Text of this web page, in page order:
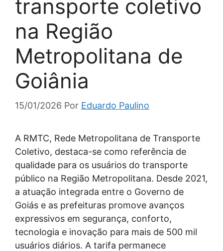
transporte coletivo
na Região
Metropolitana de
Goiânia
15/01/2026 Por Eduardo Paulino
A RMTC, Rede Metropolitana de Transporte
Coletivo, destaca-se como referência de
qualidade para os usuários do transporte
público na Região Metropolitana. Desde 2021,
a atuação integrada entre o Governo de
Goiás e as prefeituras promove avanços
expressivos em segurança, conforto,
tecnologia e inovação para mais de 500 mil
usuários diários. A tarifa permanece